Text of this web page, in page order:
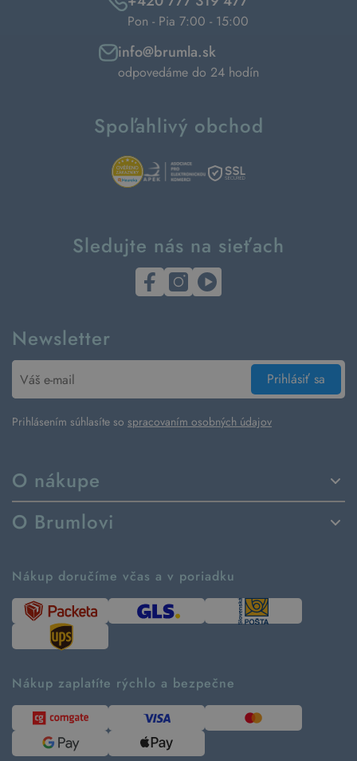
O nákupe
Spôsoby dodania a platby
Vrátenie tovaru a reklamácia
Návod ako nakupovať
Tabuľka veľkostí
Predávané značky
Kontakt
O Brumlovi
Ako tvoríme second hand
Časté otázky
Kde pomáhame
Udržateľnosť
Blog
Pre médiá
Pon - Pia 7:00 - 15:00
info@brumla.sk
odpovedáme do 24 hodín
Spoľahlivý obchod
Sledujte nás na sieťach
Newsletter
Prihlásiť sa
Prihlásením súhlasíte so spracovaním osobných údajov
Nákup doručíme včas a v poriadku
Nákup zaplatíte rýchlo a bezpečne